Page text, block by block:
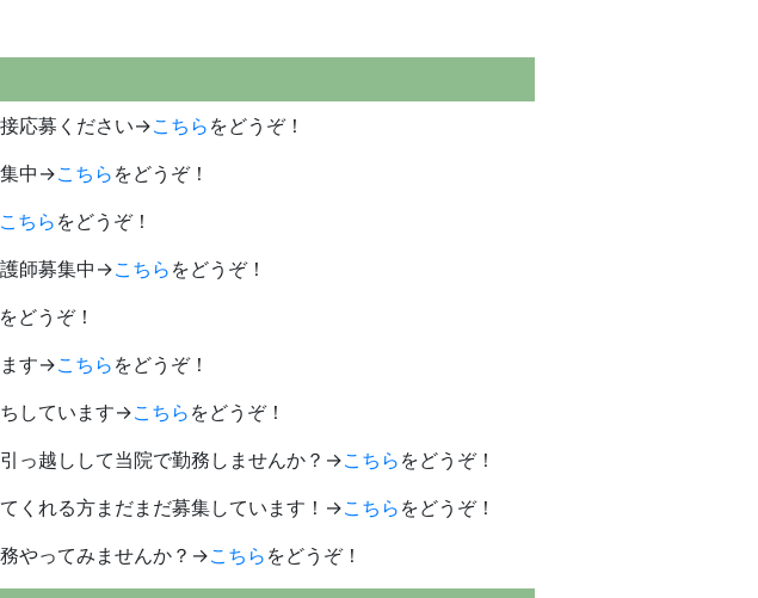
応募ください→こちら をどうぞ！
集中→こちら をどうぞ！
こちら をどうぞ！
師募集中→こちら をどうぞ！
をどうぞ！
ます→こちら をどうぞ！
しています→こちら をどうぞ！
っ越しして当院で勤務しませんか？→こちら をどうぞ！
くれる方まだまだ募集しています！→こちら をどうぞ！
やってみませんか？→こちら をどうぞ！